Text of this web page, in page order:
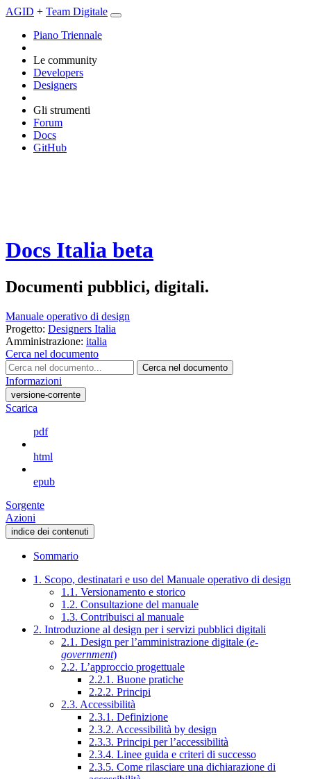
AGID + Team Digitale
Piano Triennale
Le community
Developers
Designers
Gli strumenti
Forum
Docs
GitHub
Docs Italia beta
Documenti pubblici, digitali.
Manuale operativo di design
Progetto: Designers Italia
Amministrazione: italia
Cerca nel documento
Cerca nel documento
Informazioni
versione-corrente
Scarica
pdf
html
epub
Sorgente
Azioni
indice dei contenuti
Sommario
1. Scopo, destinatari e uso del Manuale operativo di design
1.1. Versionamento e storico
1.2. Consultazione del manuale
1.3. Contribuisci al manuale
2. Introduzione al design per i servizi pubblici digitali
2.1. Design per l’amministrazione digitale (e-
government)
2.2. L’approccio progettuale
2.2.1. Buone pratiche
2.2.2. Principi
2.3. Accessibilità
2.3.1. Definizione
2.3.2. Accessibilità by design
2.3.3. Principi per l’accessibilità
2.3.4. Linee guida e criteri di successo
2.3.5. Come rilasciare una dichiarazione di